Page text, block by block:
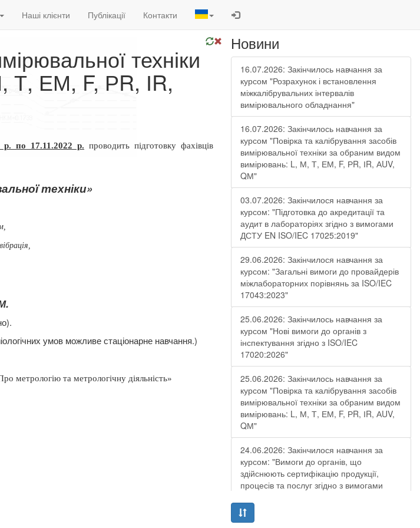
Наші клієнти Публікації Контакти
техніки
Т, ЕМ, F, РR, ІR,
р. по 17.11.2022 р. проводить підготовку фахівців
техніки»
умов можливе стаціонарне навчання.)
метрологію та метрологічну діяльність»
Новини
16.07.2026: Закінчилось навчання за
курсом "Розрахунок і встановлення
міжкалібрувальних інтервалів
вимірювального обладнання"
16.07.2026: Закінчилось навчання за
курсом "Повірка та калібрування засобів
вимірювальної техніки за обраним видом
вимірювань: L, М, Т, ЕМ, F, РR, ІR, АUV,
QМ"
03.07.2026: Закінчилося навчання за
курсом: "Підготовка до акредитації та
аудит в лабораторіях згідно з вимогами
ДСТУ EN ISO/IEC 17025:2019"
29.06.2026: Закінчилося навчання за
курсом: "Загальні вимоги до провайдерів
міжлабораторних порівнянь за ISO/IEC
17043:2023"
25.06.2026: Закінчилось навчання за
курсом "Нові вимоги до органів з
інспектування згідно з ISO/IEC
17020:2026"
25.06.2026: Закінчилось навчання за
курсом "Повірка та калібрування засобів
вимірювальної техніки за обраним видом
вимірювань: L, М, Т, ЕМ, F, РR, ІR, АUV,
QМ"
24.06.2026: Закінчилося навчання за
курсом: "Вимоги до органів, що
здійснюють сертифікацію продукції,
процесів та послуг згідно з вимогами
19.06.2026: Закінчилося навчання за